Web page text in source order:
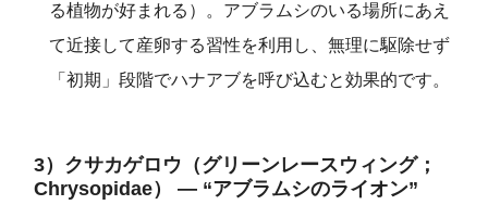
る植物が好まれる）。アブラムシのいる場所にあえ
て近接して産卵する習性を利用し、無理に駆除せず
「初期」段階でハナアブを呼び込むと効果的です。
3）クサカゲロウ（グリーンレースウィング；
Chrysopidae） — “アブラムシのライオン”